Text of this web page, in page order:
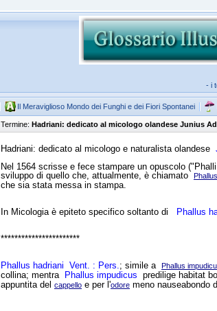
- i
Il Meraviglioso Mondo dei Funghi e dei Fiori Spontanei
Termine: Hadriani: dedicato al micologo olandese Junius
Hadriani: dedicato al micologo e naturalista olandese
Nel 1564 scrisse e fece stampare un opuscolo
sviluppo di quello che, attualmente, è chiamato
che sia stata messa in stampa.
In Micologia è epiteto specifico soltanto di Phallus
***********************
Phallus hadriani Vent. : Pers.; simile a Phallus
collina; mentra Phallus impudicus predilige habitat
appuntita del cappello e per l'odore meno nauseabondo